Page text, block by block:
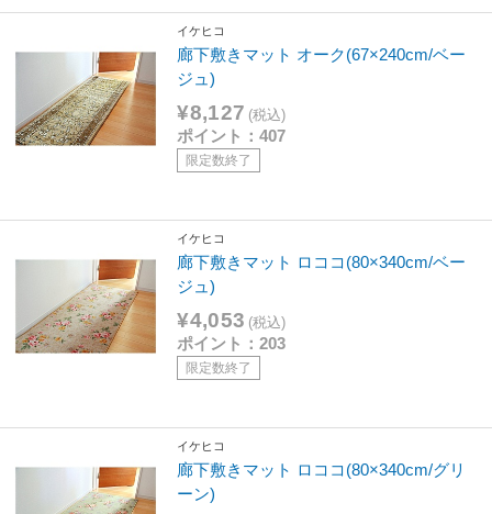
イケヒコ
廊下敷きマット オーク(67×240cm/ベー
ジュ)
¥8,127 (税込)
ポイント：407
限定数終了
イケヒコ
廊下敷きマット ロココ(80×340cm/ベー
ジュ)
¥4,053 (税込)
ポイント：203
限定数終了
イケヒコ
廊下敷きマット ロココ(80×340cm/グリ
ーン)